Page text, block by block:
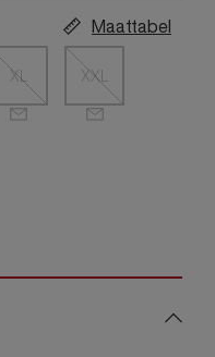
Maattabel
XL XXL